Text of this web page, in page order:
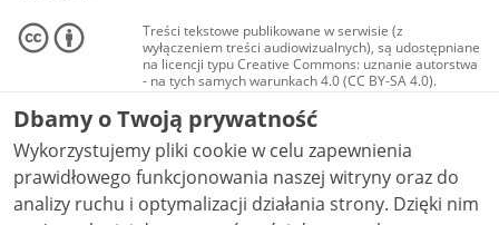
Treści tekstowe publikowane w serwisie (z
wyłączeniem treści audiowizualnych), są udostępniane
na licencji typu Creative Commons: uznanie autorstwa
- na tych samych warunkach 4.0 (CC BY-SA 4.0).
Materiały audiowizualne, w tym zdjęcia, materiały
audio i wideo, są udostępniane na licencji typu
Creative Commons: uznanie autorstwa użycie
niekomercyjne - bez utworów zależnych 4.0 (CC BY-
NC-ND 4.0), o ile nie jest to stwierdzone inaczej.
Dbamy o Twoją prywatność
Wykorzystujemy pliki cookie w celu zapewnienia
prawidłowego funkcjonowania naszej witryny oraz do
analizy ruchu i optymalizacji działania strony. Dzięki nim